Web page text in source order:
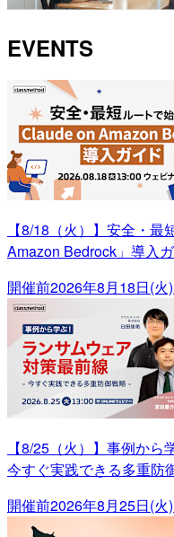
EVENTS
【8/18（火）】安全・
Amazon Bedrock」導入
開催前2026年8月18日(火
【8/25（火）】事例か
今すぐ実践できる多重防
開催前2026年8月25日(火